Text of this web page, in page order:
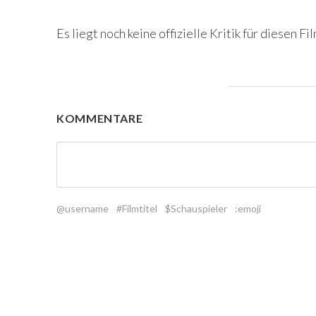
Es liegt noch keine offizielle Kritik für diesen
KOMMENTARE
@username #Filmtitel $Schauspieler :emoji